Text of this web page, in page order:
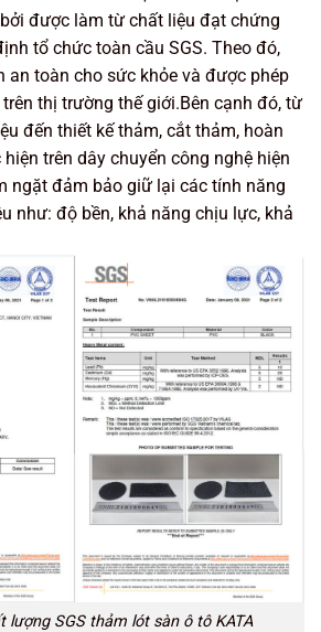
được làm từ chất liệu đạt chứng
tổ chức toàn cầu SGS. Theo đó,
an toàn cho sức khỏe và được phép
thị trường thế giới.Bên cạnh đó, từ
đến thiết kế thảm, cắt thảm, hoàn
trên dây chuyển công nghệ hiện
ngặt đảm bảo giữ lại các tính năng
như: độ bền, khả năng chịu lực, khả
lượng SGS thảm lót sàn ô tô KATA